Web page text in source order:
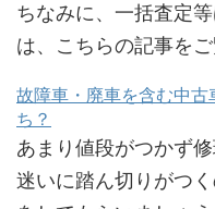
ちなみに、一括査定
は、こちらの記事をご
故障車・廃車を含む中
ち？
あまり値段がつかず
迷いに踏ん切りがつ